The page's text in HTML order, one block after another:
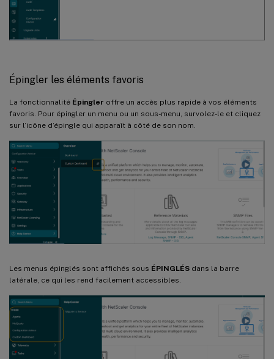
Épingler les éléments favoris
La fonctionnalité Épingler offre un accès plus rapide à vos éléments
favoris. Pour épingler un menu ou un sous-menu, survolez-le et cliquez
sur l’icône d’épingle qui apparaît à côté de son nom.
Les menus épinglés sont affichés sous ÉPINGLÉS dans la barre
latérale, ce qui les rend facilement accessibles.